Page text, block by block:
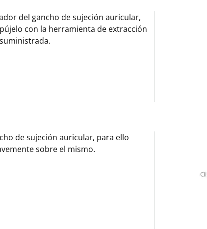
del gancho de sujeción auricular,
con la herramienta de extracción
de sujeción auricular, para ello
sobre el mismo.